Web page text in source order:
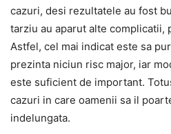
cazuri, desi rezultatele au fost
tarziu au aparut alte complicatii,
Astfel, cel mai indicat este sa
prezinta niciun risc major, iar
este suficient de important.
cazuri in care oamenii sa il
indelungata.